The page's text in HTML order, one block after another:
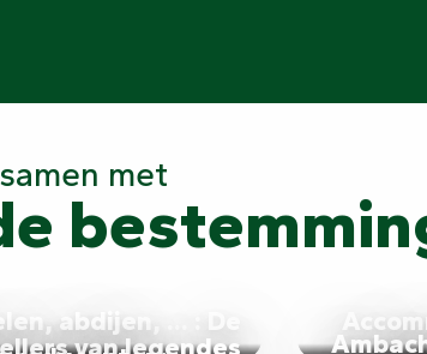
met
abdijen, ... : De
van legendes